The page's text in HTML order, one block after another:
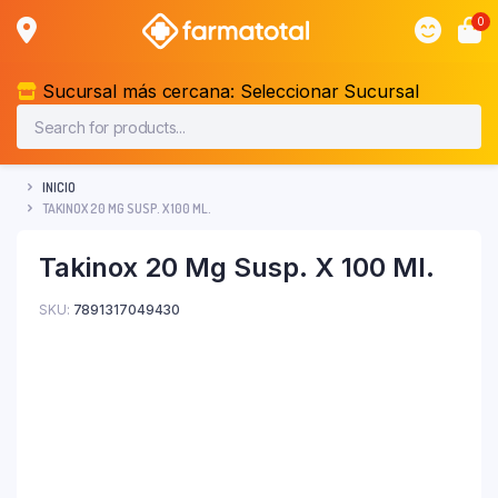
0
Sucursal más cercana: Seleccionar Sucursal
INICIO
TAKINOX 20 MG SUSP. X 100 ML.
Takinox 20 Mg Susp. X 100 Ml.
SKU: 7891317049430